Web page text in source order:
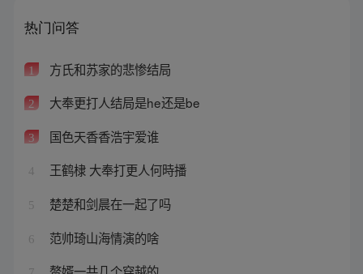
热门问答
1 方氏和苏家的悲惨结局
2 大奉更打人结局是he还是be
3 国色天香香浩宇爱谁
4 王鹤棣 大奉打更人何時播
5 楚楚和剑晨在一起了吗
6 范帅琦山海情演的啥